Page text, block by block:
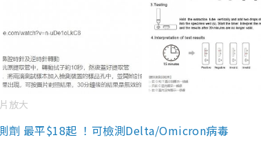
放大
劑 最平$18起 ！可檢測Delta/Omicron病毒